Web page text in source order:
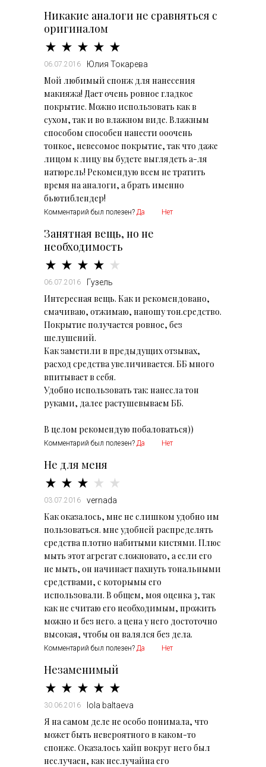
Никакие аналоги не сравняться с
оригиналом
06.07.2016 Юлия Токарева
Мой любимый спонж для нанесения
макияжа! Дает очень ровное гладкое
покрытие. Можно использовать как в
сухом, так и во влажном виде. Влажным
способом способен нанести ооочень
тонкое, невесомое покрытие, так что даже
лицом к лицу вы будете выглядеть а-ля
натюрель! Рекомендую всем не тратить
время на аналоги, а брать именно
бьютиблендер!
Комментарий был полезен? Да Нет
Занятная вещь, но не
необходимость
06.07.2016 Гузель
Интересная вещь. Как и рекомендовано,
смачиваю, отжимаю, наношу тон.средство.
Покрытие получается ровное, без
шелушений.
Как заметили в предыдущих отзывах,
расход средства увеличивается. ББ много
впитывает в себя.
Удобно использовать так: нанесла тон
руками, далее растушевываем ББ.
Комментарий был полезен? Да Нет
Не для меня
03.07.2016 vernada
Как оказалось, мне не слишком удобно им
пользоваться. мне удобней распределять
средства плотно набитыми кистями. Плюс
мыть этот агрегат сложновато, а если его
не мыть, он начинает пахнуть тональными
средствами, с которымы его
использовали. В общем, моя оценка 3, так
как не считаю его необходимым, прожить
можно и без него. а цена у него достоточно
высокая, чтобы он валялся без дела.
Комментарий был полезен? Да Нет
Незаменимый
30.06.2016 lola baltaeva
Я на самом деле не особо понимала, что
может быть невероятного в каком-то
спонже. Оказалось хайп вокруг него был
неслучаен, как неслучайна его